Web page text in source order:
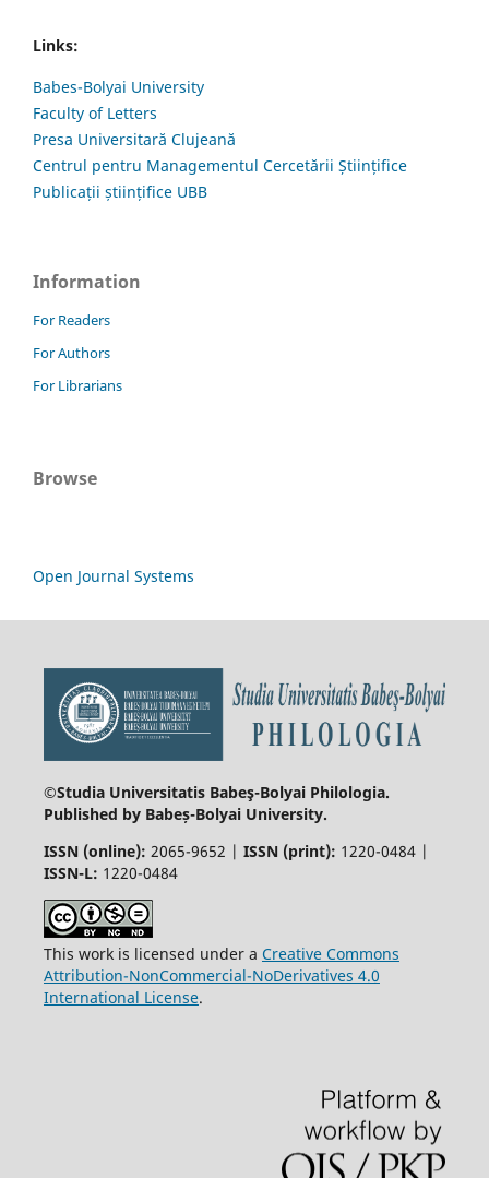
Links:
Babes-Bolyai University
Faculty of Letters
Presa Universitară Clujeană
Centrul pentru Managementul Cercetării Științifice
Publicații științifice UBB
Information
For Readers
For Authors
For Librarians
Browse
Open Journal Systems
©Studia Universitatis Babeş-Bolyai Philologia.
Published by Babeș-Bolyai University.
ISSN (online): 2065-9652 | ISSN (print): 1220-0484 |
ISSN-L: 1220-0484
This work is licensed under a Creative Commons
Attribution-NonCommercial-NoDerivatives 4.0
International License.